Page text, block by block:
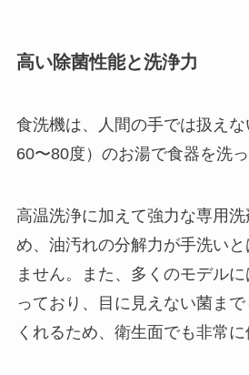
高い除菌性能と洗浄力
食洗機は、人間の手では扱え
60〜80度）のお湯で食器を洗っ
高温洗浄に加えて強力な専用
め、油汚れの分解力が手洗い
ません。また、多くのモデル
っており、目に見えない菌ま
くれるため、衛生面でも非常に